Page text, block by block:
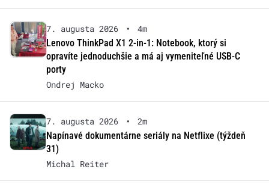
7. augusta 2026 •
4m
Lenovo ThinkPad X1 2-in-1: Notebook, ktorý si
opravíte jednoduchšie a má aj vymeniteľné USB-C
porty
Ondrej Macko
7. augusta 2026 •
2m
Napínavé dokumentárne seriály na Netflixe (týždeň
31)
Michal Reiter